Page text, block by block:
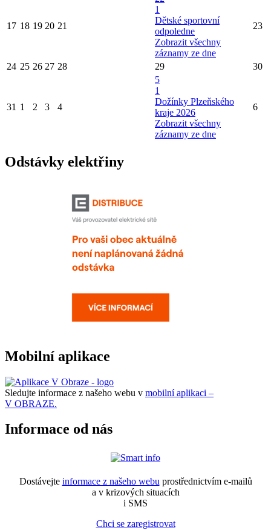
17 18 19 20 21
1
Dětské sportovní
odpoledne
Zobrazit všechny
záznamy ze dne
23
24 25 26 27 28 29 30
31 1 2 3 4
5
1
Dožínky Plzeňského
kraje 2026
Zobrazit všechny
záznamy ze dne
6
Odstávky elektřiny
Mobilní aplikace
Sledujte informace z našeho webu v mobilní aplikaci –
V OBRAZE.
Informace od nás
Dostávejte informace z našeho webu prostřednictvím e-mailů
a v krizových situacích
i SMS
Chci se zaregistrovat